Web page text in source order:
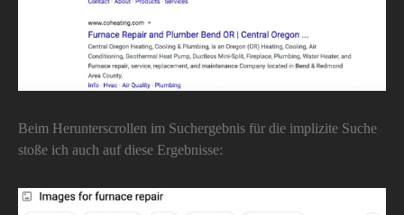
Beim Herunterscrollen im Suchergebnis für die implizite Suche
stoße ich auch auf diese Ergebnisse: